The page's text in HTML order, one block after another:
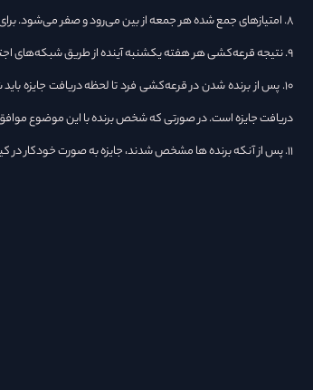
۸. امتیازهای جمع شده هر جمعه از بین می‌رود و صفر می‌شود. برای شرکت در قرعه‌کشی هفته بعد مجدد باید امتیاز جمع کنید. چالش‌ها از هر هفته به هفته دیگر ممکن است تغییر می‌کند.
۹. نتیجه قرعه‌کشی هر هفته یکشنبه آینده از طریق شبکه‌های اجتماعی اعلام می‌شود. هر هفته ۳ برنده انتخاب شده و جایزه بین آن‌ها تقسیم میشود.
۱۰. پس از برنده شدن در قرعه‌کشی فرد تا لحظه دریافت
دریافت جایزه است. در صورتی که شخص برنده با این موضوع
۱۱. پس از آنکه برنده ها مشخص شدند، جایزه به صورت خودکار در کیف پول حساب کاربری آن‌ها شارژ میشود و بدون محدودیت امکان برداشت از آن را دارند. زمان واریز جایزه‌ها حداکثر ۱۴ روز کاری است.